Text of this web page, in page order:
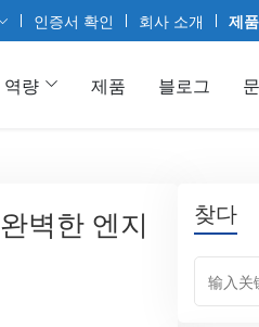
인증서 확인 회사 소개 제
역량 제품 블로그
찾다
벽한 엔지